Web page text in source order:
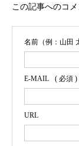
この記事へのコメ
名前（例：山田
E-MAIL ( 必須 )
URL